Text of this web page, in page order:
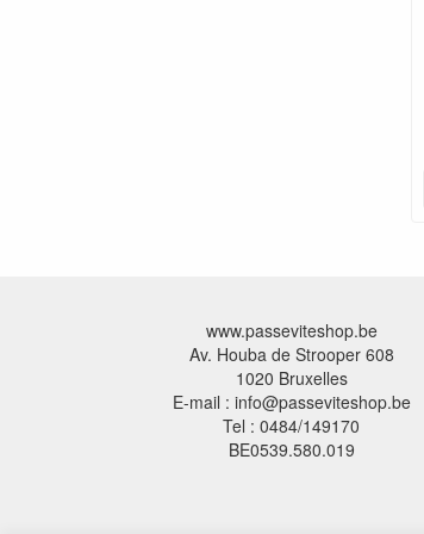
www.passeviteshop.be
Av. Houba de Strooper 608
1020 Bruxelles
E-mail : info@passeviteshop.be
Tel : 0484/149170
BE0539.580.019